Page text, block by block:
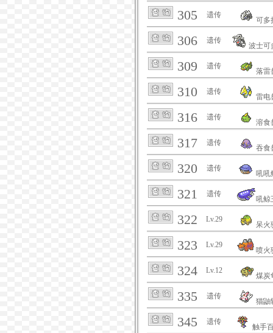
305 遗传
可多
306 遗传
波士可
309 遗传
落雷
310 遗传
雷电
316 遗传
溶食
317 遗传
吞食
320 遗传
吼吼
321 遗传
吼鲸
322 Lv.29
呆火
323 Lv.29
喷火
324 Lv.12
煤炭
335 遗传
猫鼬
345 遗传
触手